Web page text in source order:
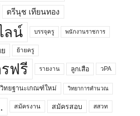
ตรีนุช เทียนทอง
ลน์ บรรจุครู พนักงานราชการ
ย้ายครู
ฟรี รายงาน ลูกเสือ วPA
วิทยฐานะเกณฑ์ใหม่ วิทยาการคำนวณ
สมัครงาน สมัครสอบ สสวท